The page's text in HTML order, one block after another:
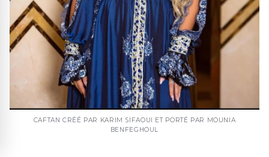
CAFTAN CRÉÉ PAR KARIM SIFAOUI ET PORTÉ PAR MOUNIA
BENFEGHOUL